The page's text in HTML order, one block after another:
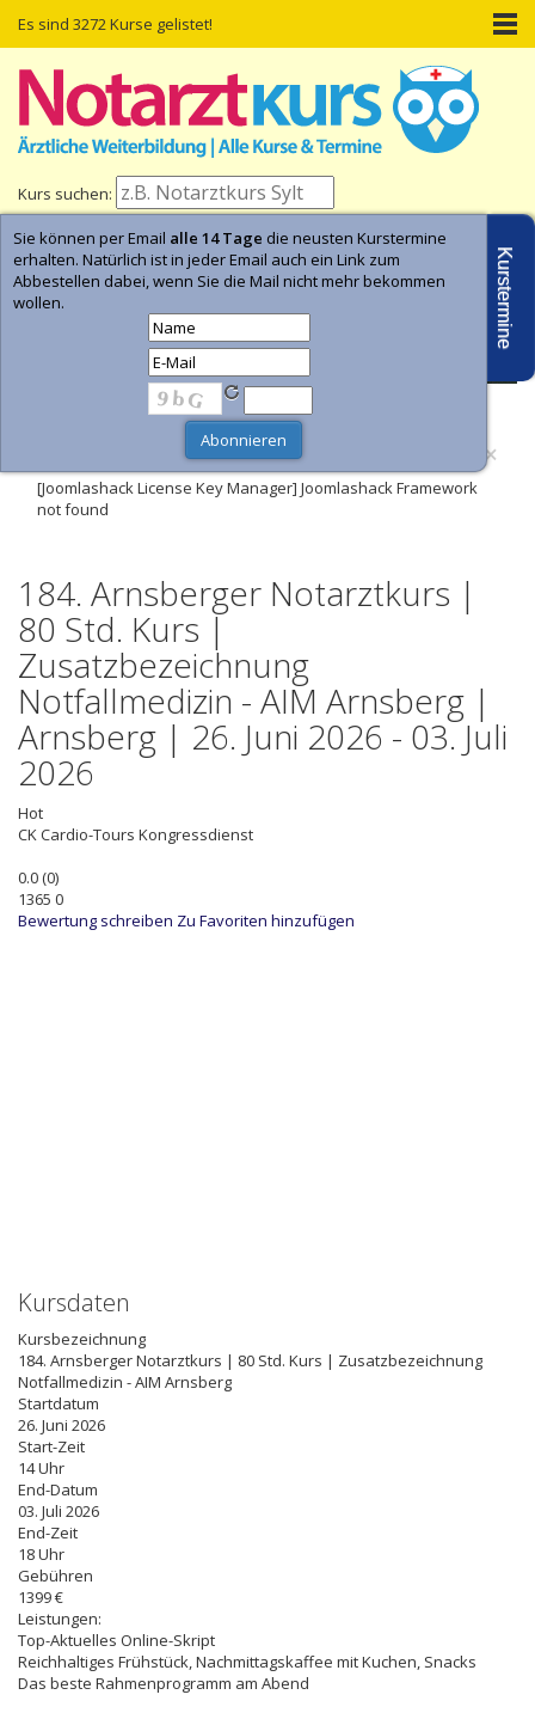
Es sind 3272 Kurse gelistet!
Kurs suchen:
Home Kurs-Termine Kurs-Suche
×
[Joomlashack License Key Manager] Joomlashack Framework
not found
184. Arnsberger Notarztkurs |
80 Std. Kurs |
Zusatzbezeichnung
Notfallmedizin - AIM Arnsberg |
Arnsberg | 26. Juni 2026 - 03. Juli
2026
Hot
CKCardio-Tours Kongressdienst
0.0(0)
1365 0
Bewertung schreiben Zu Favoriten hinzufügen
Kursdaten
Kursbezeichnung
184. Arnsberger Notarztkurs | 80 Std. Kurs | Zusatzbezeichnung
Notfallmedizin - AIM Arnsberg
Startdatum
26. Juni 2026
Start-Zeit
14 Uhr
End-Datum
03. Juli 2026
End-Zeit
18 Uhr
Gebühren
1399 €
Leistungen:
Top-Aktuelles Online-Skript
Reichhaltiges Frühstück, Nachmittagskaffee mit Kuchen, Snacks
Das beste Rahmenprogramm am Abend
Kurstermine
Sie können per Email alle 14 Tage die neusten Kurstermine
erhalten. Natürlich ist in jeder Email auch ein Link zum
Abbestellen dabei, wenn Sie die Mail nicht mehr bekommen
wollen.